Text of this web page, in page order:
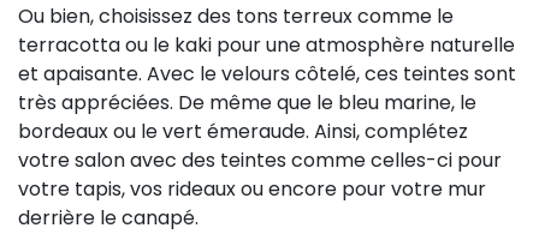
Ou bien, choisissez des tons terreux comme le
terracotta ou le kaki pour une atmosphère naturelle
et apaisante. Avec le velours côtelé, ces teintes sont
très appréciées. De même que le bleu marine, le
bordeaux ou le vert émeraude. Ainsi, complétez
votre salon avec des teintes comme celles-ci pour
votre tapis, vos rideaux ou encore pour votre mur
derrière le canapé.